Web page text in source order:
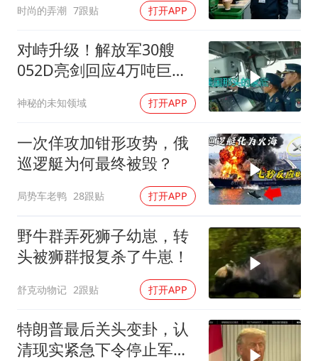
多地要求领导干部带头休假
奋进开新局 实干挑大梁
时尚的弄潮 7跟贴 打开APP
对峙升级！解放军30艘
052D亮剑回应4万吨巨舰
神秘的未知领域 打开APP
一次佯攻加钳形攻势，俄
巡逻艇为何最终被毁？
局势车老鸭 28跟贴 打开APP
野牛群弄死狮子幼崽，转
头被狮群报复杀了牛崽！
舒克动物记 2跟贴 打开APP
特朗普最后关头变卦，认
清现实紧急下令停止军事